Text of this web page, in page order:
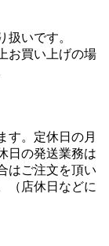
いです。
お買い上げの場
す。定休日の月
日の発送業務は
はご注文を頂い
（店休日などに